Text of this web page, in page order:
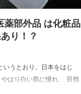
部外品 は化粧品
り！？
うとおり、日本をはじ
はり白い肌に憧れ、 目指